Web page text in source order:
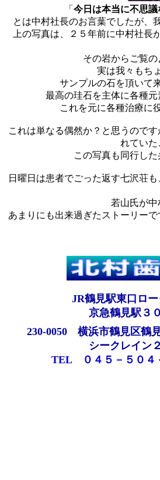
「 今日は本当に不思
とは中村社長のお言葉でしたが、
上の写真は、２５年前に中村社
その岩からご覧
実は我々もち
サンプルの石を頂いて
最高の珪石を主体に各種
これを元に各種治療に
これは単なる偶然か？と思うので
れていた
この写真も同行し
日曜日は患者でごった返す七沢荘
若山氏が
あまりにも出来過ぎたストーリー
JR鶴見駅東口ロ
京急鶴見駅３
230-0050 横浜市鶴見区鶴
シークレイン
TEL ０４５－５０４